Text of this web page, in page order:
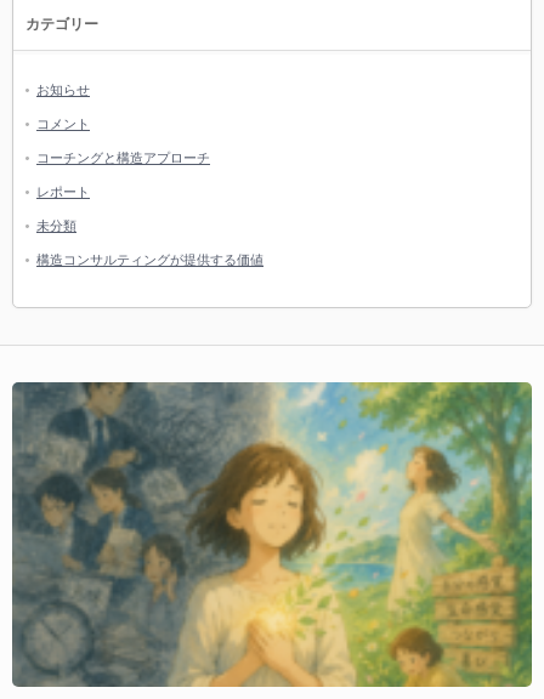
カテゴリー
お知らせ
コメント
コーチングと構造アプローチ
レポート
未分類
構造コンサルティングが提供する価値